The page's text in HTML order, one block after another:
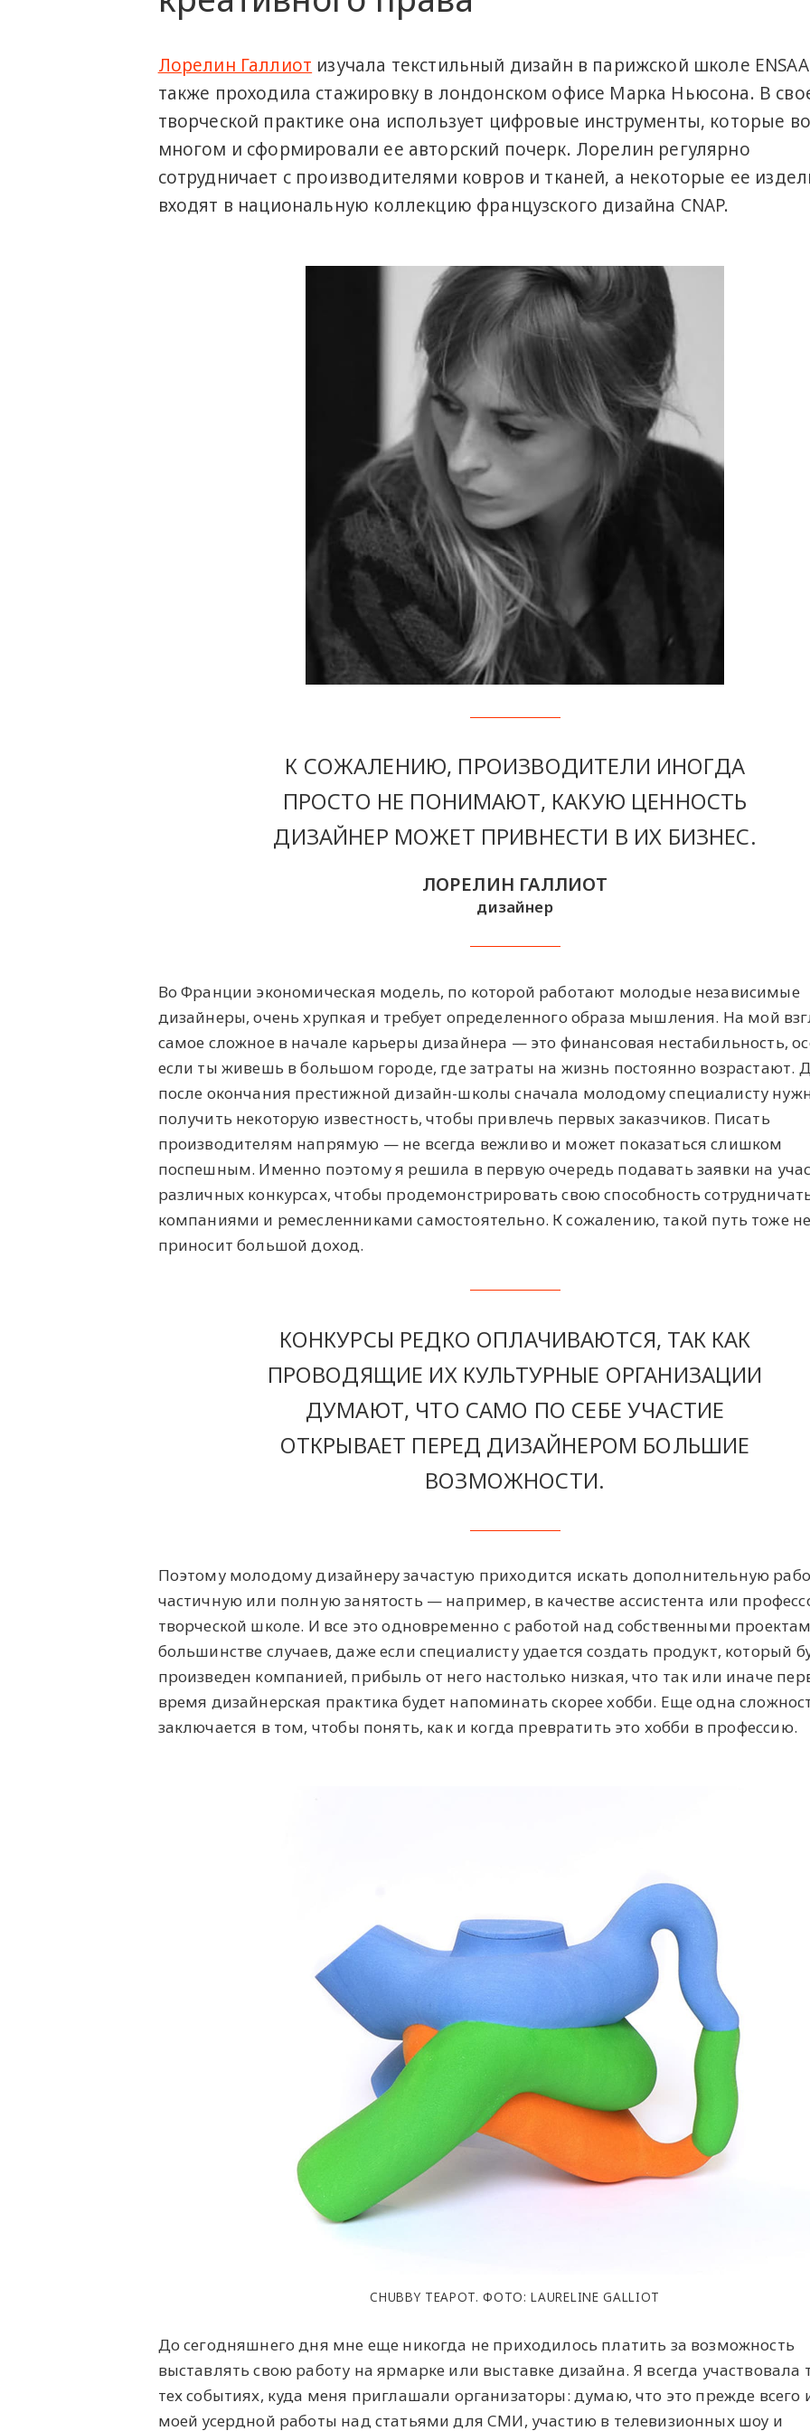
Лорелин Галлиот изучала текстильный дизайн в парижской школе
также проходила стажировку в лондонском офисе Марка Ньюсона. В
творческой практике она использует цифровые инструменты, которые во
многом и сформировали ее авторский почерк. Лорелин регулярно
сотрудничает с производителями ковров и тканей, а некоторые ее
входят в национальную коллекцию французского дизайна CNAP.
К СОЖАЛЕНИЮ, ПРОИЗВОДИТЕЛИ ИНОГДА
ПРОСТО НЕ ПОНИМАЮТ, КАКУЮ ЦЕННОСТЬ
ДИЗАЙНЕР МОЖЕТ ПРИВНЕСТИ В ИХ БИЗНЕС.
ЛОРЕЛИН ГАЛЛИОТ
дизайнер
Во Франции экономическая модель, по которой работают молодые независимые
дизайнеры, очень хрупкая и требует определенного образа мышления. На мой
самое сложное в начале карьеры дизайнера — это финансовая нестабильность,
если ты живешь в большом городе, где затраты на жизнь постоянно возрастают.
после окончания престижной дизайн-школы сначала молодому специалисту
получить некоторую известность, чтобы привлечь первых заказчиков. Писать
производителям напрямую — не всегда вежливо и может показаться слишком
поспешным. Именно поэтому я решила в первую очередь подавать заявки на
различных конкурсах, чтобы продемонстрировать свою способность
компаниями и ремесленниками самостоятельно. К сожалению, такой путь тоже не
приносит большой доход.
КОНКУРСЫ РЕДКО ОПЛАЧИВАЮТСЯ, ТАК КАК
ПРОВОДЯЩИЕ ИХ КУЛЬТУРНЫЕ ОРГАНИЗАЦИИ
ДУМАЮТ, ЧТО САМО ПО СЕБЕ УЧАСТИЕ
ОТКРЫВАЕТ ПЕРЕД ДИЗАЙНЕРОМ БОЛЬШИЕ
ВОЗМОЖНОСТИ.
Поэтому молодому дизайнеру зачастую приходится искать дополнительную
частичную или полную занятость — например, в качестве ассистента или
творческой школе. И все это одновременно с работой над собственными
большинстве случаев, даже если специалисту удается создать продукт, который
произведен компанией, прибыль от него настолько низкая, что так или иначе
время дизайнерская практика будет напоминать скорее хобби. Еще одна
заключается в том, чтобы понять, как и когда превратить это хобби в профессию.
CHUBBY TEAPOT. ФОТО: LAURELINE GALLIOT
До сегодняшнего дня мне еще никогда не приходилось платить за возможность
выставлять свою работу на ярмарке или выставке дизайна. Я всегда участвовала
тех событиях, куда меня приглашали организаторы: думаю, что это прежде всего
моей усердной работы над статьями для СМИ, участию в телевизионных шоу и